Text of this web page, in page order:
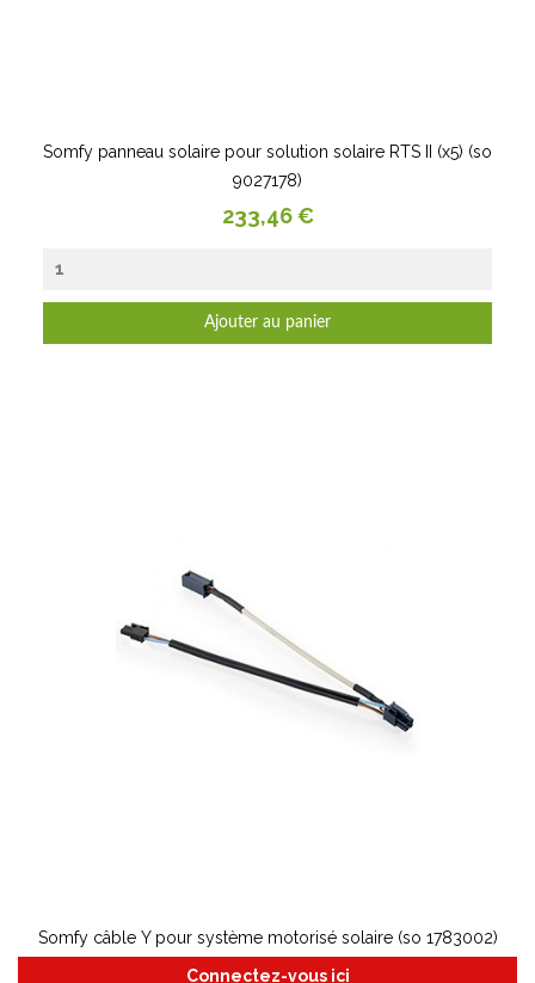
Somfy panneau solaire pour solution solaire RTS II (x5) (so
9027178)
Prix
233,46 €
Ajouter au panier
Somfy câble Y pour système motorisé solaire (so 1783002)
Connectez-vous ici